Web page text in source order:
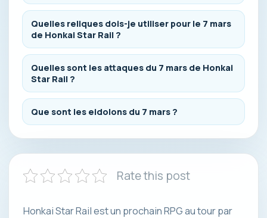
Quelles reliques dois-je utiliser pour le 7 mars
de Honkai Star Rail ?
Quelles sont les attaques du 7 mars de Honkai
Star Rail ?
Que sont les eidolons du 7 mars ?
Rate this post
Honkai Star Rail est un prochain RPG au tour par